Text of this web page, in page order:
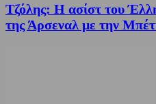
Τζόλης: Η ασίστ του
της Άρσεναλ με την